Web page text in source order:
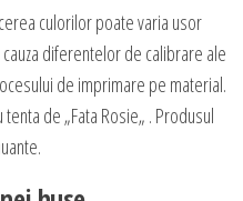
culorilor poate varia usor
diferentelor de calibrare ale
de imprimare pe material.
de „Fata Rosie„ . Produsul